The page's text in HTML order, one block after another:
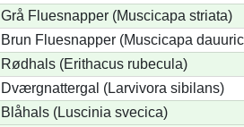
Grå Fluesnapper (Muscicapa striata)
Brun Fluesnapper (Muscicapa
Rødhals (Erithacus rubecula)
Dværgnattergal (Larvivora sibilans)
Blåhals (Luscinia svecica)